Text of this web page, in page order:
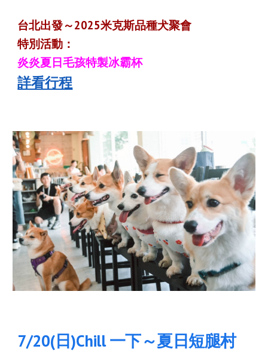
台北出發～2025米克斯品種犬聚會
特別活動：
炎炎夏日毛孩特製冰霸杯
詳看行程
7/20(日)Chill 一下～夏日短腿村